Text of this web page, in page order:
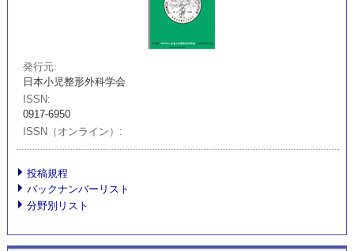
発行元
日本小児整形外科学会
ISSN
0917-6950
ISSN（オンライン）
投稿規程
バックナンバーリスト
分野別リスト